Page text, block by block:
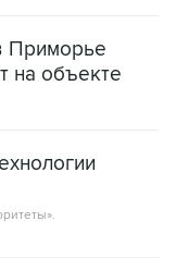
Приморье
на объекте